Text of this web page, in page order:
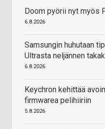
Doom pyörii nyt myös
6.8.2026
Samsungin huhutaan
Ultrasta neljännen
6.8.2026
Keychron kehittää
firmwarea pelihiiriin
5.8.2026